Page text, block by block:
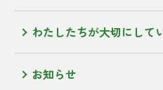
わたしたちが大切にして
お知らせ